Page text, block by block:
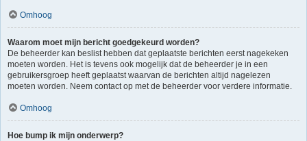
Omhoog
Waarom moet mijn bericht goedgekeurd worden?
De beheerder kan beslist hebben dat geplaatste berichten eerst nagekeken
moeten worden. Het is tevens ook mogelijk dat de beheerder je in een
gebruikersgroep heeft geplaatst waarvan de berichten altijd nagelezen
moeten worden. Neem contact op met de beheerder voor verdere informatie.
Omhoog
Hoe bump ik mijn onderwerp?